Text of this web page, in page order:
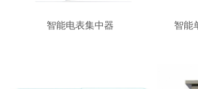
智能电表集中器
智能